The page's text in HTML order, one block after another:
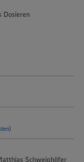
Dosieren
Schweighöfer